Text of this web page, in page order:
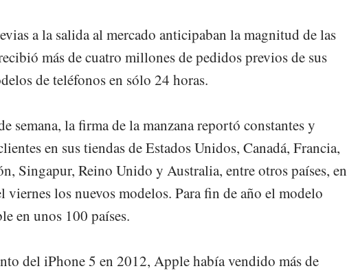
a la salida al mercado anticipaban la magnitud de las
más de cuatro millones de pedidos previos de sus
de teléfonos en sólo 24 horas.
semana, la firma de la manzana reportó constantes y
en sus tiendas de Estados Unidos, Canadá, Francia,
Singapur, Reino Unido y Australia, entre otros países, en
viernes los nuevos modelos. Para fin de año el modelo
en unos 100 países.
del iPhone 5 en 2012, Apple había vendido más de